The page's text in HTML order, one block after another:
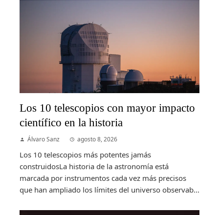
Los 10 telescopios con mayor impacto
científico en la historia
Álvaro Sanz agosto 8, 2026
Los 10 telescopios más potentes jamás
construidosLa historia de la astronomía está
marcada por instrumentos cada vez más precisos
que han ampliado los límites del universo observab...